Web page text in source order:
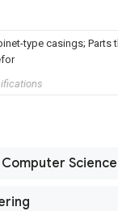
type casings; Parts
Science